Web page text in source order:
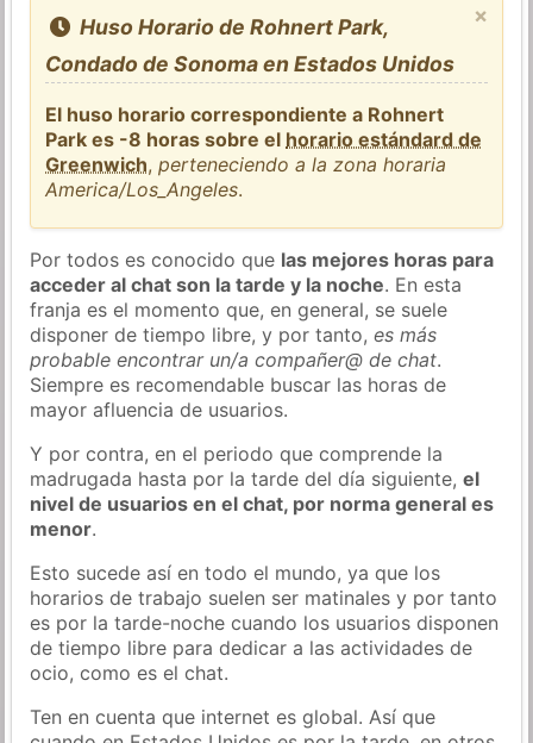
×
Huso Horario de Rohnert Park,
Condado de Sonoma en Estados Unidos
El huso horario correspondiente a Rohnert
Park es -8 horas sobre el horario estándard de
Greenwich,perteneciendo a la zona horaria
America/Los_Angeles.
Por todos es conocido que las mejores horas para
acceder al chat son la tarde y la noche. En esta
franja es el momento que, en general, se suele
disponer de tiempo libre, y por tanto,es más
probable encontrar un/a compañer@ de chat.
Siempre es recomendable buscar las horas de
mayor afluencia de usuarios.
Y por contra, en el periodo que comprende la
madrugada hasta por la tarde del día siguiente,el
nivel de usuarios en el chat, por norma general es
menor.
Esto sucede así en todo el mundo, ya que los
horarios de trabajo suelen ser matinales y por tanto
es por la tarde-noche cuando los usuarios disponen
de tiempo libre para dedicar a las actividades de
ocio, como es el chat.
Ten en cuenta que internet es global. Así que